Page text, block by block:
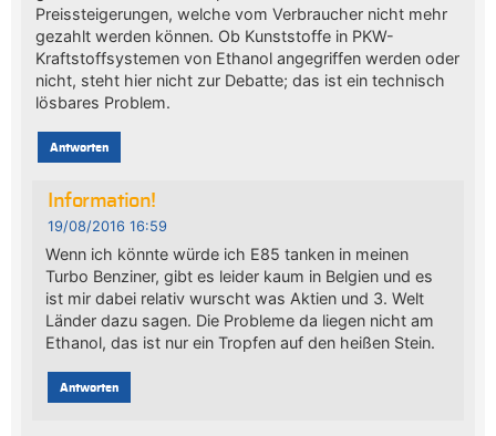
Preissteigerungen, welche vom Verbraucher nicht mehr
gezahlt werden können. Ob Kunststoffe in PKW-
Kraftstoffsystemen von Ethanol angegriffen werden oder
nicht, steht hier nicht zur Debatte; das ist ein technisch
lösbares Problem.
Antworten
Information!
19/08/2016 16:59
Wenn ich könnte würde ich E85 tanken in meinen
Turbo Benziner, gibt es leider kaum in Belgien und es
ist mir dabei relativ wurscht was Aktien und 3. Welt
Länder dazu sagen. Die Probleme da liegen nicht am
Ethanol, das ist nur ein Tropfen auf den heißen Stein.
Antworten